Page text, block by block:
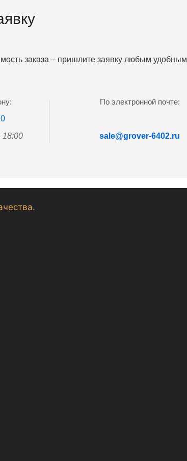
заказа – пришлите заявку любым удобным
18:00
По электронной почте:
sale@grover-6402.ru